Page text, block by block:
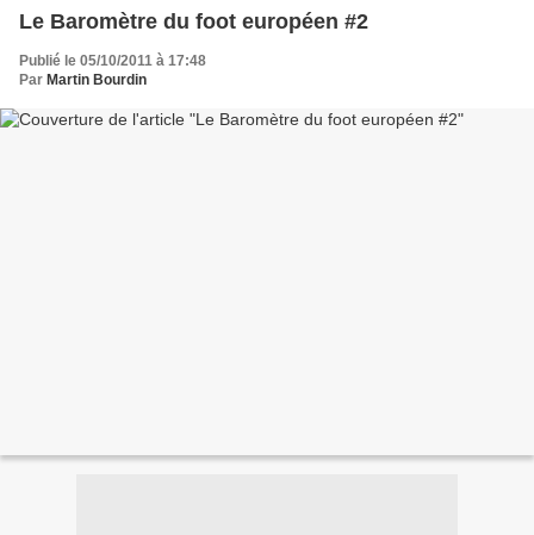
Le Baromètre du foot européen #2
Publié le 05/10/2011 à 17:48
Par Martin Bourdin